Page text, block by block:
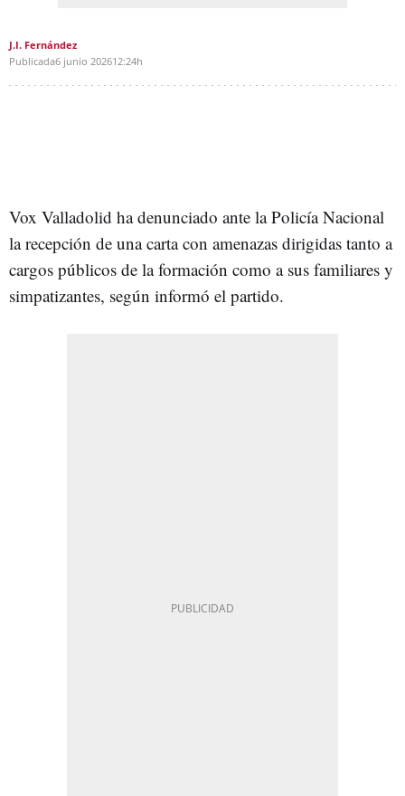
J.I. Fernández
Publicada6 junio 202612:24h
Vox Valladolid ha denunciado ante la Policía Nacional
la recepción de una carta con amenazas dirigidas tanto a
cargos públicos de la formación como a sus familiares y
simpatizantes, según informó el partido.